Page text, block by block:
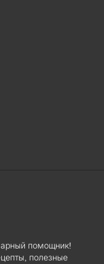
помощник!
полезные